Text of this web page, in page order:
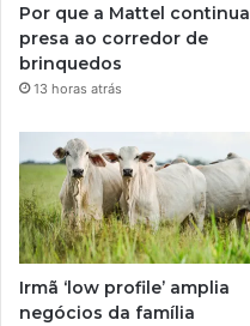
Por que a Mattel continua
presa ao corredor de
brinquedos
13 horas atrás
Irmã ‘low profile’ amplia
negócios da família